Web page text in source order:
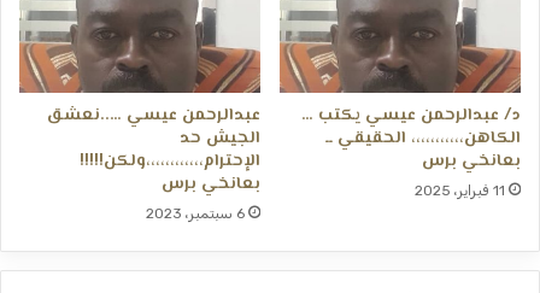
د/ عبدالرحمن عيسي يكتب …
الكاهن،،،،،،،،،،، الحقيقي ــ
بعانخي برس
11 فبراير، 2025
عبدالرحمن عيسي …..نعشق
الجيش حد
الإحترام،،،،،،،،،،،،ولكن!!!!!
بعانخي برس
6 سبتمبر، 2023